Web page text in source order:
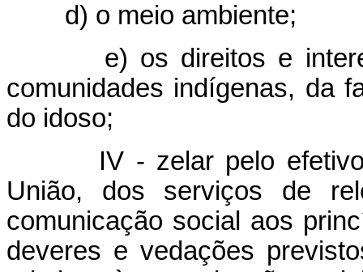
d) o meio ambiente;
e) os direitos e
comunidades indígenas, da
do idoso;
IV - zelar pelo
União, dos serviços de
comunicação social aos
deveres e vedações